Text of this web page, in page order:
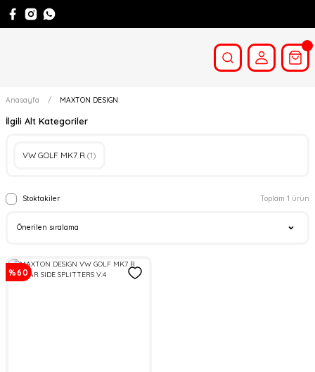
Anasayfa MAXTON DESIGN
İlgili Alt Kategoriler
VW GOLF MK7 R (1)
Stoktakiler Toplam 1 ürün
%60